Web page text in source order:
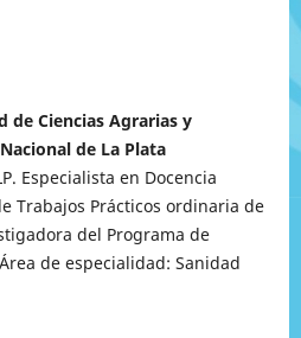
de Ciencias Agrarias y
de La Plata
Especialista en Docencia
Trabajos Prácticos ordinaria de
del Programa de
de especialidad: Sanidad